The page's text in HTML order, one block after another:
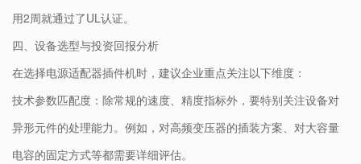
用2周就通过了UL认证。
四、设备选型与投资回报分析
在选择电源适配器插件机时，建议企业重点关注以下维度：
技术参数匹配度：除常规的速度、精度指标外，要特别关注设备对
异形元件的处理能力。例如，对高频变压器的插装方案、对大容量
电容的固定方式等都需要详细评估。